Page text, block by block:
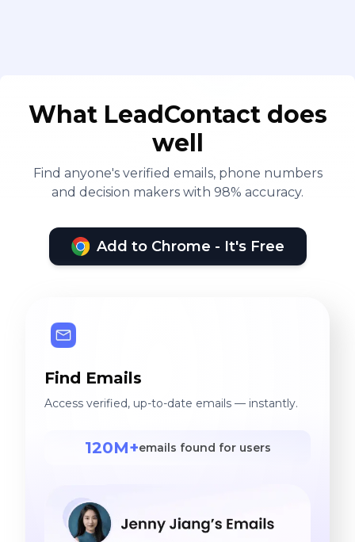
What LeadContact does
well
Find anyone's verified emails, phone numbers
and decision makers with 98% accuracy.
Add to Chrome - It's Free
Find Emails
Access verified, up-to-date emails — instantly.
120M+emails found for users